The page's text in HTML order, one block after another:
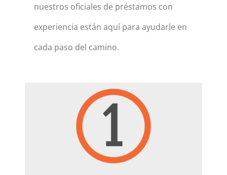
nuestros oficiales de préstamos con
experiencia están aquí para ayudarle en
cada paso del camino.